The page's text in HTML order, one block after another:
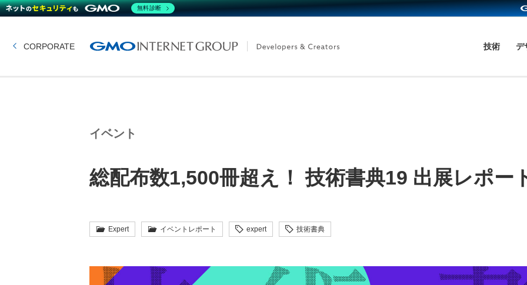
CORPORATE 技術 デ
イベント
総配布数1,500冊超え！ 技術書典19 出展レポー
Expert イベントレポート expert 技術書典
無料診断